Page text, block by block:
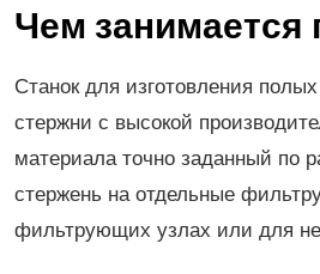
Чем занимается
Станок для изготовления
стержни с высокой
материала точно заданный по
стержень на отдельные
фильтрующих узлах или для